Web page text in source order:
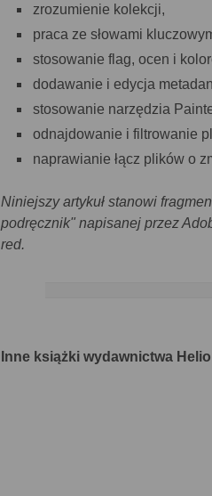
zrozumienie kolekcji,
praca ze słowami
stosowanie flag, ocen i
dodawanie i edycja
stosowanie narzędzia
odnajdowanie i filtrowanie
naprawianie łącz plików o
Niniejszy artykuł stanowi
podręcznik" napisanej przez
red.
Inne książki wydawnictwa